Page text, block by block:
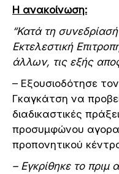
Η ανακοίνωση:
“Κατά τη
Εκτελεστική
άλλων, τις εξής
– Εξουσιοδότησε
Γκαγκάτση να
διαδικαστικές
προσυμφώνου
προπονητικού
– Εγκρίθηκε το